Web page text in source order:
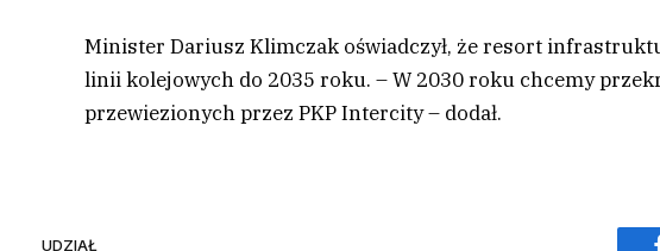
Minister Dariusz Klimczak oświadczył, że resort
linii kolejowych do 2035 roku. – W 2030 roku chcemy
przewiezionych przez PKP Intercity – dodał.
UDZIAŁ